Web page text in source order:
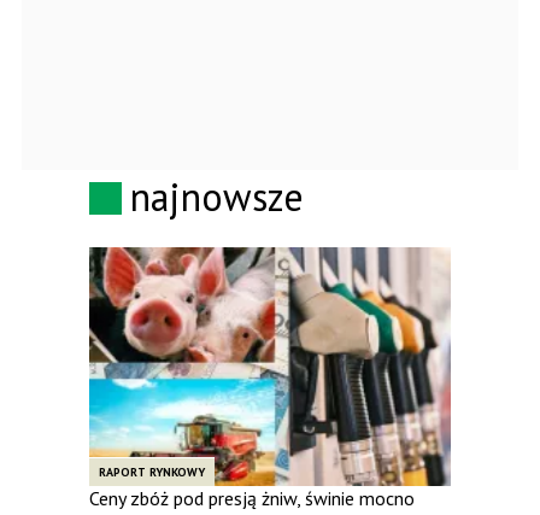
najnowsze
RAPORT RYNKOWY
Ceny zbóż pod presją żniw, świnie mocno